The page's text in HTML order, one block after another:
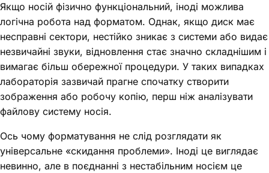
Якщо носій фізично функціональний, іноді можлива
логічна робота над форматом. Однак, якщо диск має
несправні сектори, нестійко зникає з системи або видає
незвичайні звуки, відновлення стає значно складнішим і
вимагає більш обережної процедури. У таких випадках
лабораторія зазвичай прагне спочатку створити
зображення або робочу копію, перш ніж аналізувати
файлову систему носія.
Ось чому форматування не слід розглядати як
універсальне «скидання проблеми». Іноді це виглядає
невинно, але в поєднанні з нестабільним носієм це